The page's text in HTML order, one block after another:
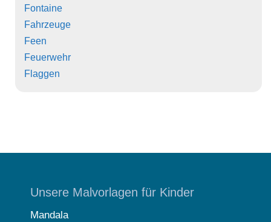
Fontaine
Fahrzeuge
Feen
Feuerwehr
Flaggen
Unsere Malvorlagen für Kinder
Mandala